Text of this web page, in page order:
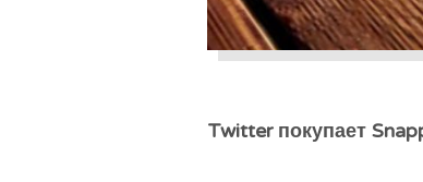
Twitter покупает